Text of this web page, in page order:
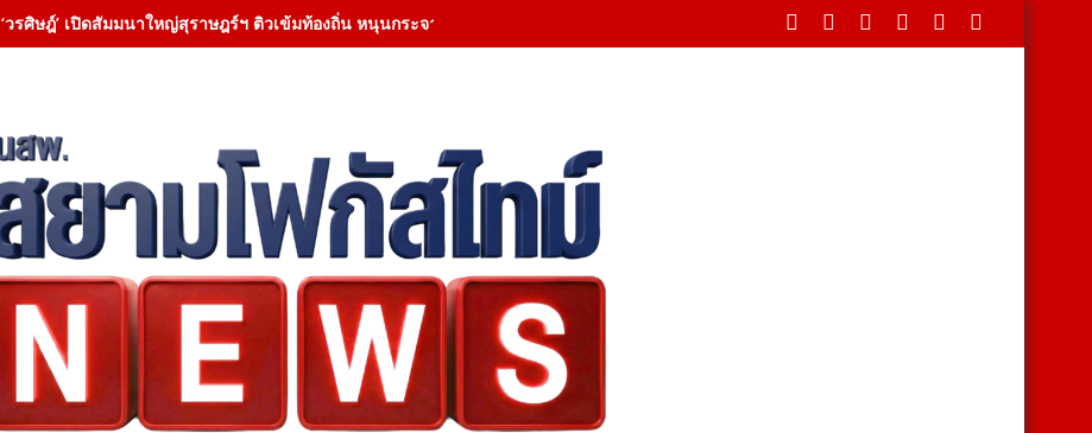
‘วรศิษฎ์’ เปิดสัมมนาใหญ่สุราษฎร์ฯ ติวเข้มท้องถิ่น หนุนกระจายอำนาจ ชูยึดประชาชนเป็นศูนย์กลาง เตรียมออกภาษีบ้านเกิด หนุนท้องถิ่น